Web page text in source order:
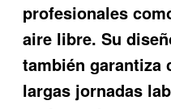
profesionales
aire libre. Su
también garantiza
largas jornadas